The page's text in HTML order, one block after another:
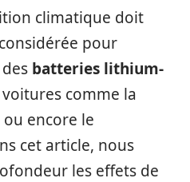
climatique doit
pour
batteries lithium-
comme la
ou encore le
cet article, nous
les effets de